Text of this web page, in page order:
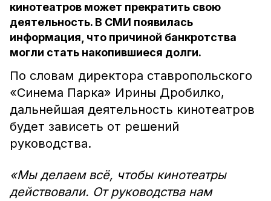
кинотеатров может прекратить свою
деятельность. В СМИ появилась
информация, что причиной банкротства
могли стать накопившиеся долги.
По словам директора ставропольского
«Синема Парка» Ирины Дробилко,
дальнейшая деятельность кинотеатров
будет зависеть от решений
руководства.
«Мы делаем всё, чтобы кинотеатры
действовали. От руководства нам